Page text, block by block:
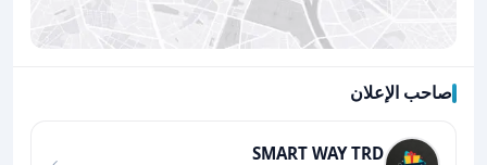
صاحب الإعلان
SMART WAY TRD